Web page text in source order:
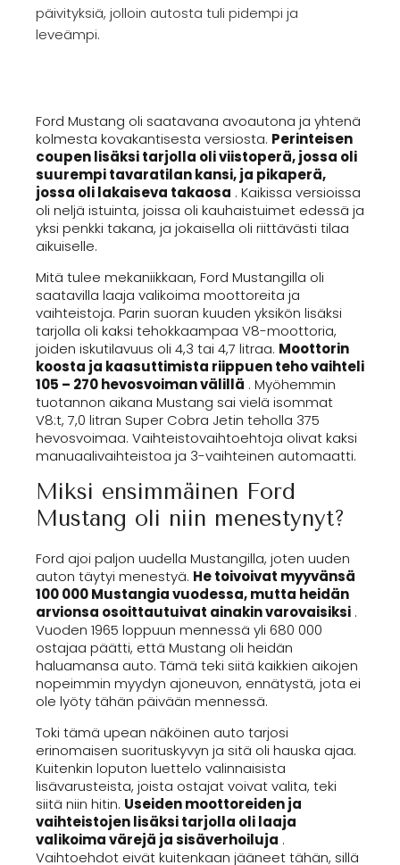
päivityksiä, jolloin autosta tuli pidempi ja
leveämpi.
Ford Mustang oli saatavana avoautona ja yhtenä
kolmesta kovakantisesta versiosta. Perinteisen
coupen lisäksi tarjolla oli viistoperä, jossa oli
suurempi tavaratilan kansi, ja pikaperä,
jossa oli lakaiseva takaosa . Kaikissa versioissa
oli neljä istuinta, joissa oli kauhaistuimet edessä ja
yksi penkki takana, ja jokaisella oli riittävästi tilaa
aikuiselle.
Mitä tulee mekaniikkaan, Ford Mustangilla oli
saatavilla laaja valikoima moottoreita ja
vaihteistoja. Parin suoran kuuden yksikön lisäksi
tarjolla oli kaksi tehokkaampaa V8-moottoria,
joiden iskutilavuus oli 4,3 tai 4,7 litraa. Moottorin
koosta ja kaasuttimista riippuen teho vaihteli
105 – 270 hevosvoiman välillä . Myöhemmin
tuotannon aikana Mustang sai vielä isommat
V8:t, 7,0 litran Super Cobra Jetin teholla 375
hevosvoimaa. Vaihteistovaihtoehtoja olivat kaksi
manuaalivaihteistoa ja 3-vaihteinen automaatti.
Miksi ensimmäinen Ford
Mustang oli niin menestynyt?
Ford ajoi paljon uudella Mustangilla, joten uuden
auton täytyi menestyä. He toivoivat myyvänsä
100 000 Mustangia vuodessa, mutta heidän
arvionsa osoittautuivat ainakin varovaisiksi .
Vuoden 1965 loppuun mennessä yli 680 000
ostajaa päätti, että Mustang oli heidän
haluamansa auto. Tämä teki siitä kaikkien aikojen
nopeimmin myydyn ajoneuvon, ennätystä, jota ei
ole lyöty tähän päivään mennessä.
Toki tämä upean näköinen auto tarjosi
erinomaisen suorituskyvyn ja sitä oli hauska ajaa.
Kuitenkin loputon luettelo valinnaisista
lisävarusteista, joista ostajat voivat valita, teki
siitä niin hitin. Useiden moottoreiden ja
vaihteistojen lisäksi tarjolla oli laaja
valikoima värejä ja sisäverhoiluja .
Vaihtoehdot eivät kuitenkaan jääneet tähän, sillä